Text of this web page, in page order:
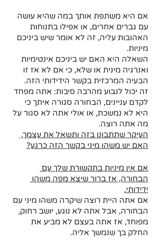
אם היא משתפת אותך במה שהיא עושה
עם גברים אחרים, או אפילו בתנוחות
האהובות עליה, זה לא אומר שיש ביניכם
מיניות.
השאלה היא האם יש ביניכם אינטימיות
ואנרגיה מינית או שלא, כי אם לא אז זו
הבעיה המרכזית בקשר הידידותי הזה.
זה יכול לנבוע מהרבה סיבות: אתה מפחד
לקדם עניינים, הבחורה סגורה איתך כי
היא לא נמשכת, או אולי אתה לא סגור על
מה אתה רוצה.
העיקר שתתבונן בזה ותשאל את עצמך,
האם יש משהו מיני בקשר הזה כרגע?
אם אין מיניות בתקשורת שלך עם
הבחורה, אז ברור שיצא מפה משהו
ידידותי.
אם אתה היית רוצה שיקרה משהו מיני עם
הבחורה, אבל אתה לא נוגע, יושב רחוק,
מפוחד, אז אתה בעצם לא מביע את
החלק בך שנמשך אליה.